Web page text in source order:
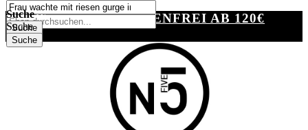
SUCHE
Suche
VERSANDKOSTENFREI AB 120€
Suche
Suche
Suche